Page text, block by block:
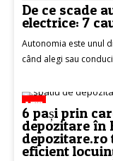
De ce scade
electrice: 7
Autonomia este unul
când alegi sau
LIFE
6 pași prin
depozitare în
depozitare.ro
eficient